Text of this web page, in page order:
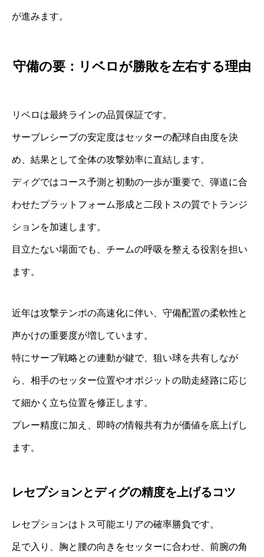
が進みます。
守備の要：リベロが勝敗を左右する理由
リベロは最終ラインの品質保証です。
サーブレシーブの安定度はセッターの配球自由度を決
め、結果として全体の攻撃効率に直結します。
ディグではコース予測と初動の一歩が重要で、弾道に合
わせたプラットフォーム形成と二段トスの質でトランジ
ションを加速します。
目立たない場面でも、チームの呼吸を整える役割を担い
ます。
近年は攻撃テンポの高速化に伴い、守備配置の柔軟性と
声かけの重要度が増しています。
特にサーブ戦略との連動が鍵で、狙い球を共有しなが
ら、相手のセッター位置やオポジットの助走経路に応じ
て細かく立ち位置を修正します。
プレー精度に加え、即時の情報共有力が価値を底上げし
ます。
レセプションとディグの精度を上げるコツ
レセプションはトス可能エリアの確率勝負です。
足で入り、胸と腰の向きをセッターに合わせ、前腕の角